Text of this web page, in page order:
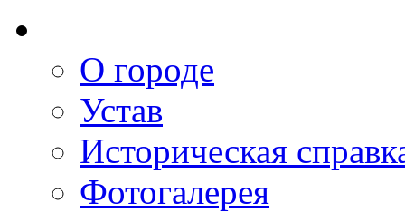
О городе
Устав
Историческая
Фотогалерея